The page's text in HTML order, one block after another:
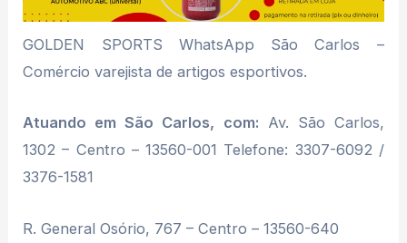
GOLDEN SPORTS WhatsApp São Carlos –
Comércio varejista de artigos esportivos.
Atuando em São Carlos, com: Av. São Carlos,
1302 – Centro – 13560-001 Telefone: 3307-6092 /
3376-1581
R. General Osório, 767 – Centro – 13560-640